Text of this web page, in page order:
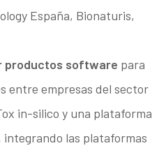
España, Bionaturis,
productos software para
entre empresas del sector
in-silico y una plataforma
las plataformas